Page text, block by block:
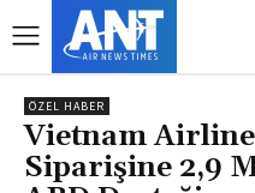
ÖZEL HABER
Vietnam
Siparişine 2,9